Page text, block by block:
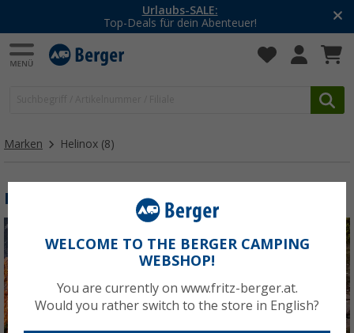
-20% auf Kleidung und Schuhe
Mit dem Aktionscode20SSV
Marken Helinox (8)
HELINOX
WELCOME TO THE BERGER CAMPING
WEBSHOP!
You are currently on www.fritz-berger.at.
Would you rather switch to the store in English?